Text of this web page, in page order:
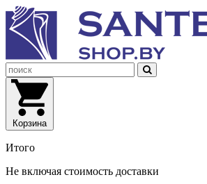
Корзина
Итого
Не включая стоимость доставки